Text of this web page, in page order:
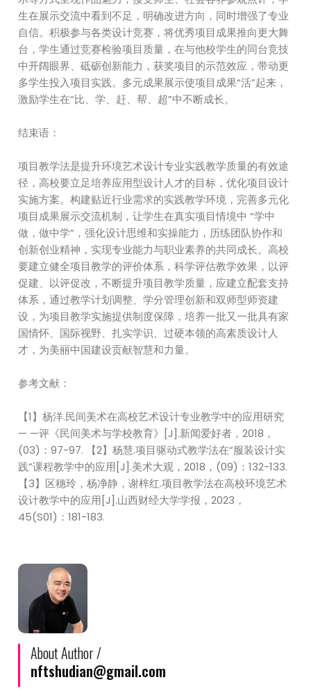
生在展示交流中看到不足，明确改进方向，同时增强了专业
自信。积极参与各类设计竞赛，将优秀项目成果推向更大舞
台，学生通过竞赛检验项目质量，在与他校学生的同台竞技
中开阔眼界、砥砺创新能力，获奖项目的示范效应，带动更
多学生投入项目实践。多元成果展示使项目成果“活”起来，
激励学生在“比、学、赶、帮、超”中不断成长。
结束语：
项目教学法是提升环境艺术设计专业实践教学质量的有效途
径，高校要立足培养应用型设计人才的目标，优化项目设计
实施方案。构建贴近行业需求的实践教学环境，完善多元化
项目成果展示交流机制，让学生在真实项目情境中 “学中
做，做中学”，强化设计思维和实操能力，历练团队协作和
创新创业精神，实现专业能力与职业素养的共同成长。高校
要建立健全项目教学的评价体系，科学评估教学效果，以评
促建、以评促改，不断提升项目教学质量，应建立配套支持
体系，通过教学计划调整、学分管理创新和双师型师资建
设，为项目教学实施提供制度保障，培养一批又一批具有家
国情怀、国际视野、扎实学识、过硬本领的高素质设计人
才，为美丽中国建设贡献智慧和力量。
参考文献：
【1】杨洋.民间美术在高校艺术设计专业教学中的应用研究
— —评《民间美术与学校教育》[J].新闻爱好者，2018，
(03)：97-97. 【2】杨慧.项目驱动式教学法在“服装设计实
践”课程教学中的应用[J].美术大观，2018，(09)：132-133.
【3】区穗玲，杨净静，谢梓红.项目教学法在高校环境艺术
设计教学中的应用[J].山西财经大学学报，2023，
45(S01)：181-183.
About Author /
nftshudian@gmail.com